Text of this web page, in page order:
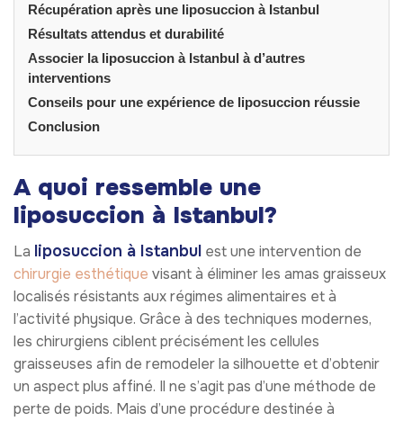
Récupération après une liposuccion à Istanbul
Résultats attendus et durabilité
Associer la liposuccion à Istanbul à d’autres
interventions
Conseils pour une expérience de liposuccion réussie
Conclusion
A quoi ressemble une
liposuccion à Istanbul?
La liposuccion à Istanbul est une intervention de
chirurgie esthétique visant à éliminer les amas graisseux
localisés résistants aux régimes alimentaires et à
l’activité physique. Grâce à des techniques modernes,
les chirurgiens ciblent précisément les cellules
graisseuses afin de remodeler la silhouette et d’obtenir
un aspect plus affiné. Il ne s’agit pas d’une méthode de
perte de poids. Mais d’une procédure destinée à